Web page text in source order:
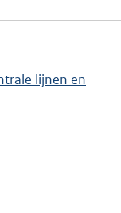
lijnen en